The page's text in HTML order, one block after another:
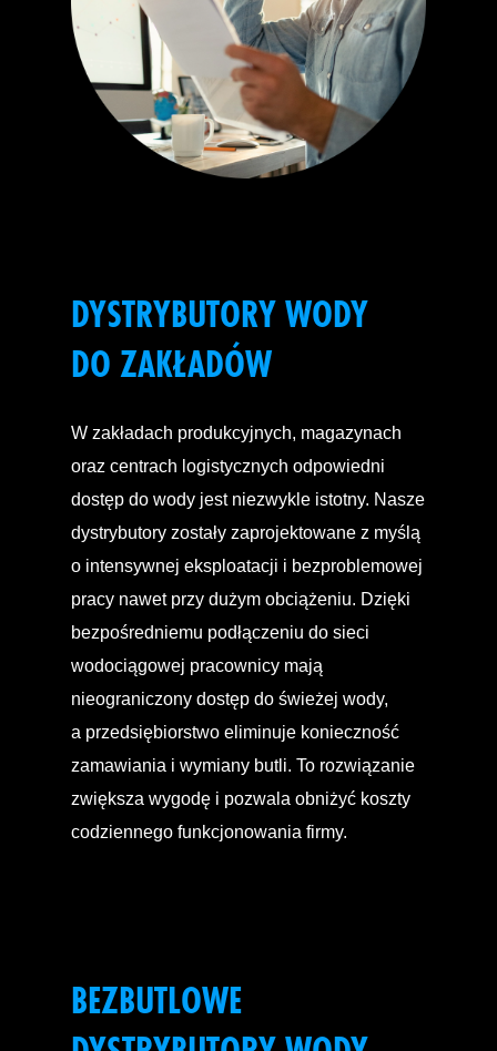
DYSTRYBUTORY WODY
DO ZAKŁADÓW
W zakładach produkcyjnych, magazynach
oraz centrach logistycznych odpowiedni
dostęp do wody jest niezwykle istotny. Nasze
dystrybutory zostały zaprojektowane z myślą
o intensywnej eksploatacji i bezproblemowej
pracy nawet przy dużym obciążeniu. Dzięki
bezpośredniemu podłączeniu do sieci
wodociągowej pracownicy mają
nieograniczony dostęp do świeżej wody,
a przedsiębiorstwo eliminuje konieczność
zamawiania i wymiany butli. To rozwiązanie
zwiększa wygodę i pozwala obniżyć koszty
codziennego funkcjonowania firmy.
BEZBUTLOWE